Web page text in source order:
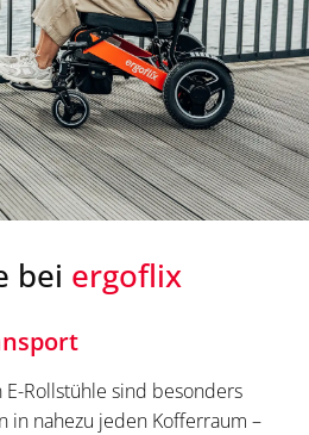
bei ergoflix
Rollstühle sind besonders
in nahezu jeden Kofferraum –